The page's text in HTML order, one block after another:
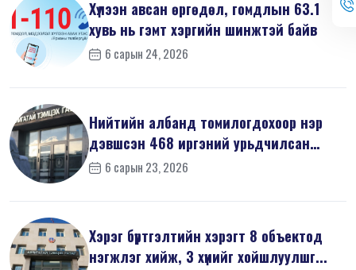
Хүлээн авсан өргөдөл, гомдлын 63.1
хувь нь гэмт хэргийн шинжтэй байв
6 сарын 24, 2026
Нийтийн албанд томилогдохоор нэр
дэвшсэн 468 иргэний урьдчилсан
мэдүүл...
6 сарын 23, 2026
Хэрэг бүртгэлтийн хэрэгт 8 объектод
нэгжлэг хийж, 3 хүнийг хойшлуулшг...